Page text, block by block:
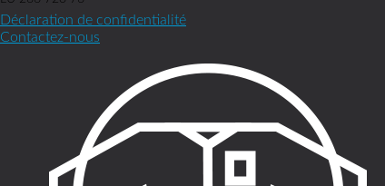
Déclaration de confidentialité
Contactez-nous